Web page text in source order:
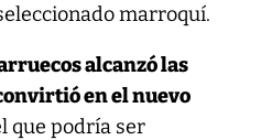
marroquí.
alcanzó las
en el nuevo
que podría ser